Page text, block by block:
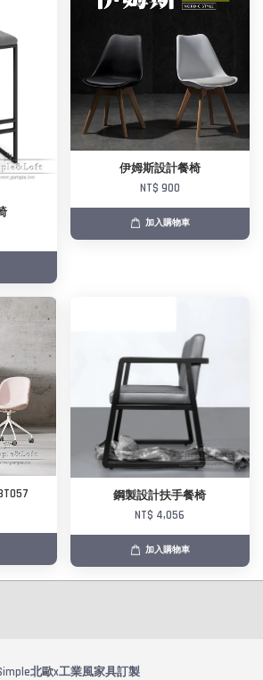
伊姆斯設計餐椅
NT$ 900
加入購物車
鋼製設計扶手餐椅
NT$ 4,056
加入購物車
北歐x工業風家具訂製